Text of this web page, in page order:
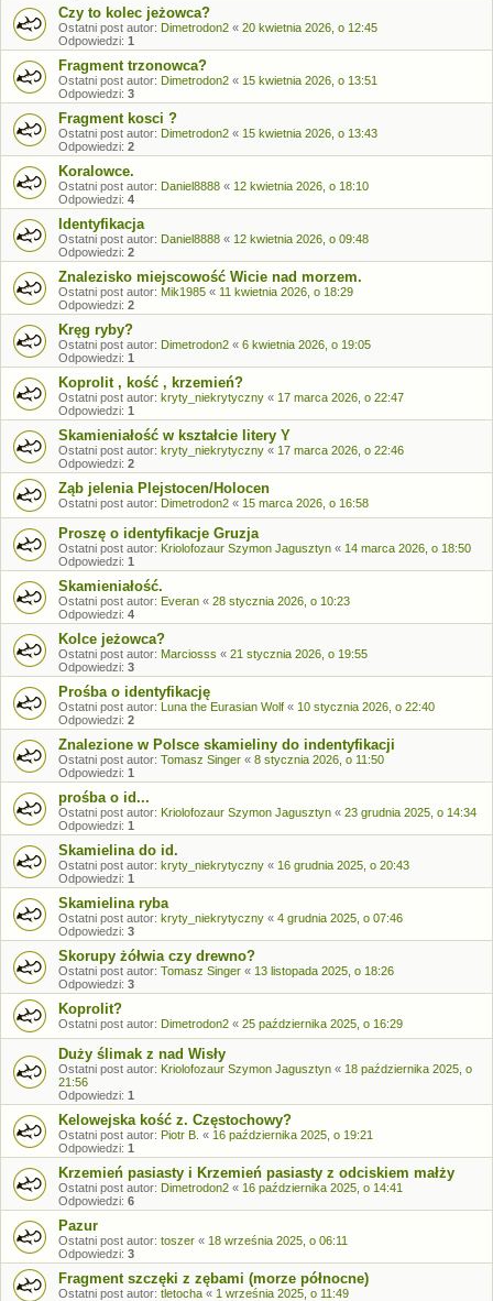
Czy to kolec jeżowca?
Ostatni post autor: Dimetrodon2 « 20 kwietnia 2026, o 12:45
Odpowiedzi: 1
Fragment trzonowca?
Ostatni post autor: Dimetrodon2 « 15 kwietnia 2026, o 13:51
Odpowiedzi: 3
Fragment kosci ?
Ostatni post autor: Dimetrodon2 « 15 kwietnia 2026, o 13:43
Odpowiedzi: 2
Koralowce.
Ostatni post autor: Daniel8888 « 12 kwietnia 2026, o 18:10
Odpowiedzi: 4
Identyfikacja
Ostatni post autor: Daniel8888 « 12 kwietnia 2026, o 09:48
Odpowiedzi: 2
Znalezisko miejscowość Wicie nad morzem.
Ostatni post autor: Mik1985 « 11 kwietnia 2026, o 18:29
Odpowiedzi: 2
Kręg ryby?
Ostatni post autor: Dimetrodon2 « 6 kwietnia 2026, o 19:05
Odpowiedzi: 1
Koprolit , kość , krzemień?
Ostatni post autor: kryty_niekrytyczny « 17 marca 2026, o 22:47
Odpowiedzi: 1
Skamieniałość w kształcie litery Y
Ostatni post autor: kryty_niekrytyczny « 17 marca 2026, o 22:46
Odpowiedzi: 2
Ząb jelenia Plejstocen/Holocen
Ostatni post autor: Dimetrodon2 « 15 marca 2026, o 16:58
Proszę o identyfikacje Gruzja
Ostatni post autor: Kriolofozaur Szymon Jagusztyn « 14 marca 2026, o 18:50
Odpowiedzi: 1
Skamieniałość.
Ostatni post autor: Everan « 28 stycznia 2026, o 10:23
Odpowiedzi: 4
Kolce jeżowca?
Ostatni post autor: Marciosss « 21 stycznia 2026, o 19:55
Odpowiedzi: 3
Prośba o identyfikację
Ostatni post autor: Luna the Eurasian Wolf « 10 stycznia 2026, o 22:40
Odpowiedzi: 2
Znalezione w Polsce skamieliny do indentyfikacji
Ostatni post autor: Tomasz Singer « 8 stycznia 2026, o 11:50
Odpowiedzi: 1
prośba o id...
Ostatni post autor: Kriolofozaur Szymon Jagusztyn « 23 grudnia 2025, o 14:34
Odpowiedzi: 1
Skamielina do id.
Ostatni post autor: kryty_niekrytyczny « 16 grudnia 2025, o 20:43
Odpowiedzi: 1
Skamielina ryba
Ostatni post autor: kryty_niekrytyczny « 4 grudnia 2025, o 07:46
Odpowiedzi: 3
Skorupy żółwia czy drewno?
Ostatni post autor: Tomasz Singer « 13 listopada 2025, o 18:26
Odpowiedzi: 3
Koprolit?
Ostatni post autor: Dimetrodon2 « 25 października 2025, o 16:29
Duży ślimak z nad Wisły
Ostatni post autor: Kriolofozaur Szymon Jagusztyn « 18 października 2025, o
21:56
Odpowiedzi: 1
Kelowejska kość z. Częstochowy?
Ostatni post autor: Piotr B. « 16 października 2025, o 19:21
Odpowiedzi: 1
Krzemień pasiasty i Krzemień pasiasty z odciskiem małży
Ostatni post autor: Dimetrodon2 « 16 października 2025, o 14:41
Odpowiedzi: 6
Pazur
Ostatni post autor: toszer « 18 września 2025, o 06:11
Odpowiedzi: 3
Fragment szczęki z zębami (morze północne)
Ostatni post autor: tletocha « 1 września 2025, o 11:49